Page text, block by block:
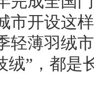
市开设这
轻薄羽绒
绒”，都